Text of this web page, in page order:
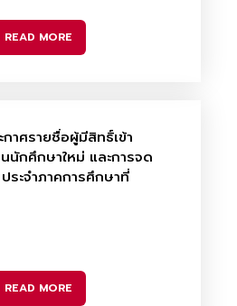
READ MORE
าศรายชื่อผู้มีสิทธิ์เข้า
นักศึกษาใหม่ และการจด
ระจำภาคการศึกษาที่
READ MORE